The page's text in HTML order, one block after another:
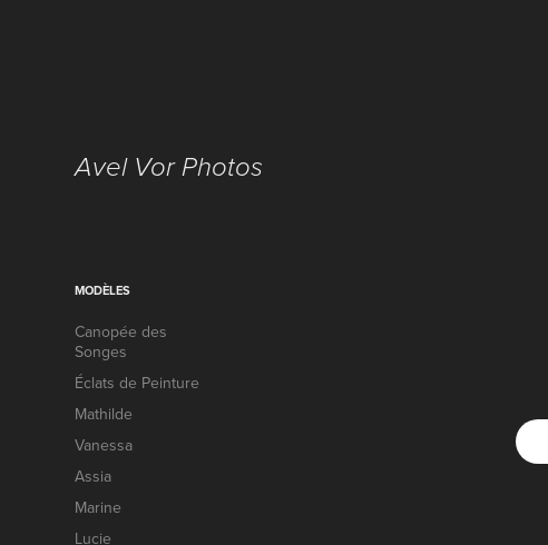
Avel Vor Photos
MODÈLES
Canopée des
Songes
Éclats de Peinture
Mathilde
Vanessa
Assia
Marine
Lucie